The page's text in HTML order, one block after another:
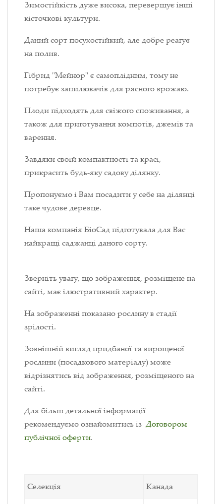
Зимостійкість дуже висока, перевершує інші
кісточкові культури.
Даний сорт посухостійкий, але добре реагує
на полив.
Гібрид "Мейнор" є самоплідним, тому не
потребує запилювачів для рясного врожаю.
Плоди підходять для свіжого споживання, а
також для приготування компотів, джемів та
варення.
Завдяки своїй компактності та красі,
прикрасить будь-яку садову ділянку.
Пропонуємо і Вам посадити у себе на ділянці
таке чудове деревце.
Наша компанія БіоСад підготувала для Вас
найкращі саджанці даного сорту.
Зверніть увагу, що зображення, розміщене на
сайті, має ілюстративний характер.
На зображенні показано рослину в стадії
зрілості.
Зовнішній вигляд придбаної та вирощеної
рослини (посадкового матеріалу) може
відрізнятись від зображення, розміщеного на
сайті.
Для більш детальної інформації
рекомендуємо ознайомитись із Договором
публічної оферти.
Селекція Канада